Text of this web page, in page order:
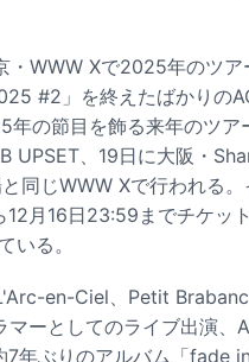
・WWW Xで2025年のツア
#2」を終えたばかりの
年の節目を飾る来年のツア
UPSET、19日に大阪・
同じWWW Xで行われる。
12月16日23:59までチケッ
いる。
en-Ciel、Petit
ーとしてのライブ出演、
7年ぶりのアルバム「fade